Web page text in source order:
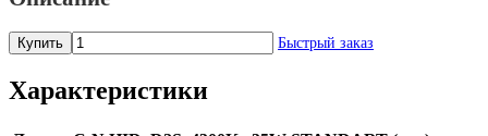
Купить Быстрый заказ
Характеристики